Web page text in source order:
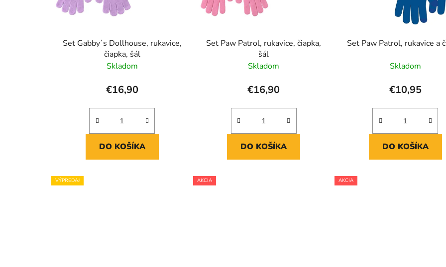
u
Set Gabby´s Dollhouse, rukavice,
čiapka, šál
Skladom
€16,90
DO KOŠÍKA
Set Paw Patrol, rukavice, čiapka,
šál
Skladom
€16,90
DO KOŠÍKA
Set Paw Patrol, rukavice a
Skladom
€10,95
DO KOŠÍKA
VÝPREDAJ AKCIA AKCIA